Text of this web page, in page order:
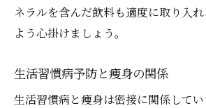
ネラルを含んだ飲料も適度に取り入
よう心掛けましょう。
生活習慣病予防と痩身の関係
生活習慣病と痩身は密接に関係して